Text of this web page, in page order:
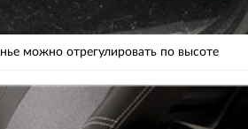
можно отрегулировать по высоте